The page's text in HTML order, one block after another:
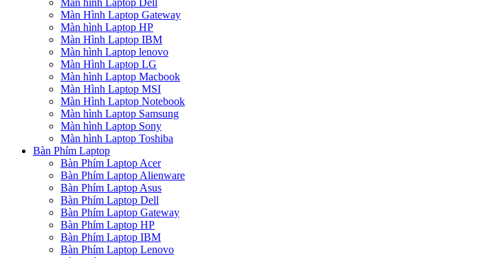
Màn hình Laptop Dell
Màn Hình Laptop Gateway
Màn hình Laptop HP
Màn Hình Laptop IBM
Màn hình Laptop lenovo
Màn Hình Laptop LG
Màn hình Laptop Macbook
Màn Hình Laptop MSI
Màn Hình Laptop Notebook
Màn hình Laptop Samsung
Màn hình Laptop Sony
Màn hình Laptop Toshiba
Bàn Phím Laptop
Bàn Phím Laptop Acer
Bàn Phím Laptop Alienware
Bàn Phím Laptop Asus
Bàn Phím Laptop Dell
Bàn Phím Laptop Gateway
Bàn Phím Laptop HP
Bàn Phím Laptop IBM
Bàn Phím Laptop Lenovo